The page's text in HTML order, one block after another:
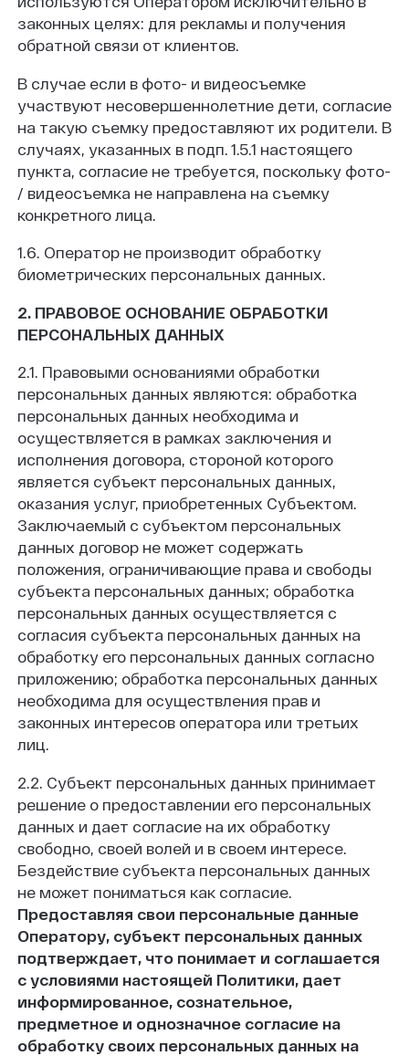
законных целях: для рекламы и получения
обратной связи от клиентов.
В случае если в фото- и видеосъемке
участвуют несовершеннолетние дети, согласие
на такую съемку предоставляют их родители. В
случаях, указанных в подп. 1.5.1 настоящего
пункта, согласие не требуется, поскольку фото-
/ видеосъемка не направлена на съемку
конкретного лица.
1.6. Оператор не производит обработку
биометрических персональных данных.
2. ПРАВОВОЕ ОСНОВАНИЕ ОБРАБОТКИ
ПЕРСОНАЛЬНЫХ ДАННЫХ
2.1. Правовыми основаниями обработки
персональных данных являются: обработка
персональных данных необходима и
осуществляется в рамках заключения и
исполнения договора, стороной которого
является субъект персональных данных,
оказания услуг, приобретенных Субъектом.
Заключаемый с субъектом персональных
данных договор не может содержать
положения, ограничивающие права и свободы
субъекта персональных данных; обработка
персональных данных осуществляется с
согласия субъекта персональных данных на
обработку его персональных данных согласно
приложению; обработка персональных данных
необходима для осуществления прав и
законных интересов оператора или третьих
лиц.
2.2. Субъект персональных данных принимает
решение о предоставлении его персональных
данных и дает согласие на их обработку
свободно, своей волей и в своем интересе.
Бездействие субъекта персональных данных
не может пониматься как согласие.
Предоставляя свои персональные данные
Оператору, субъект персональных данных
подтверждает, что понимает и соглашается
с условиями настоящей Политики, дает
информированное, сознательное,
предметное и однозначное согласие на
обработку своих персональных данных на